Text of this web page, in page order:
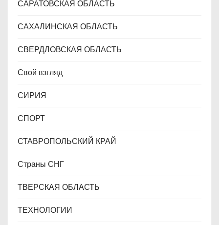
САРАТОВСКАЯ ОБЛАСТЬ
САХАЛИНСКАЯ ОБЛАСТЬ
СВЕРДЛОВСКАЯ ОБЛАСТЬ
Свой взгляд
СИРИЯ
СПОРТ
СТАВРОПОЛЬСКИЙ КРАЙ
Страны СНГ
ТВЕРСКАЯ ОБЛАСТЬ
ТЕХНОЛОГИИ